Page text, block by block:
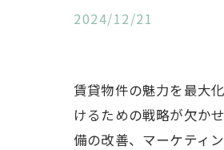
2024/12/21
賃貸物件の魅力を最大
けるための戦略が欠か
備の改善、マーケティ